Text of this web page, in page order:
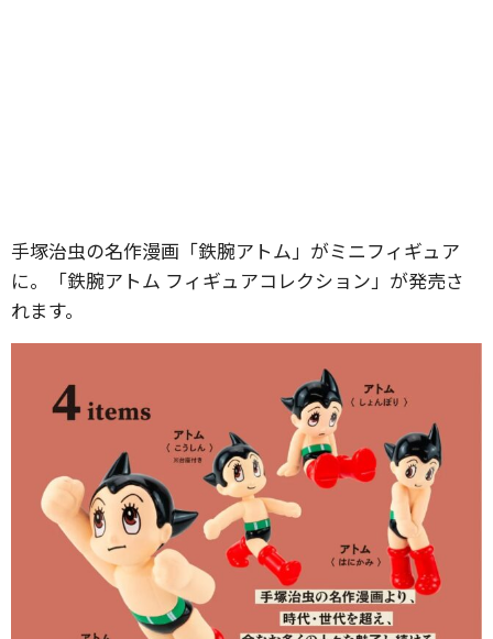
手塚治虫の名作漫画「鉄腕アトム」がミニフィギュア
に。「鉄腕アトム フィギュアコレクション」が発売さ
れます。